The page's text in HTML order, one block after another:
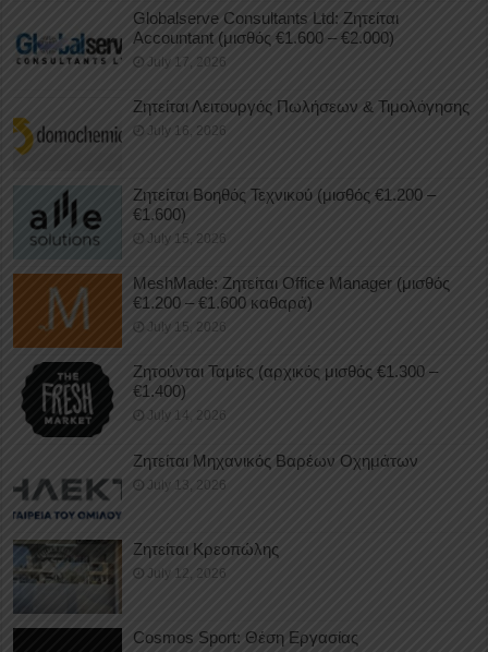
Globalserve Consultants Ltd: Ζητείται
Accountant (μισθός €1.600 – €2.000)
July 17, 2026
Ζητείται Λειτουργός Πωλήσεων & Τιμολόγησης
July 16, 2026
Ζητείται Βοηθός Τεχνικού (μισθός €1.200 –
€1.600)
July 15, 2026
MeshMade: Ζητείται Office Manager (μισθός
€1.200 – €1.600 καθαρά)
July 15, 2026
Ζητούνται Ταμίες (αρχικός μισθός €1.300 –
€1.400)
July 14, 2026
Ζητείται Μηχανικός Βαρέων Οχημάτων
July 13, 2026
Ζητείται Κρεοπώλης
July 12, 2026
Cosmos Sport: Θέση Εργασίας